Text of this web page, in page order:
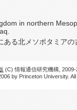
in northern
ある北メソポタミアの
(C) 情報通信研究機構, 2009-
by Princeton University.